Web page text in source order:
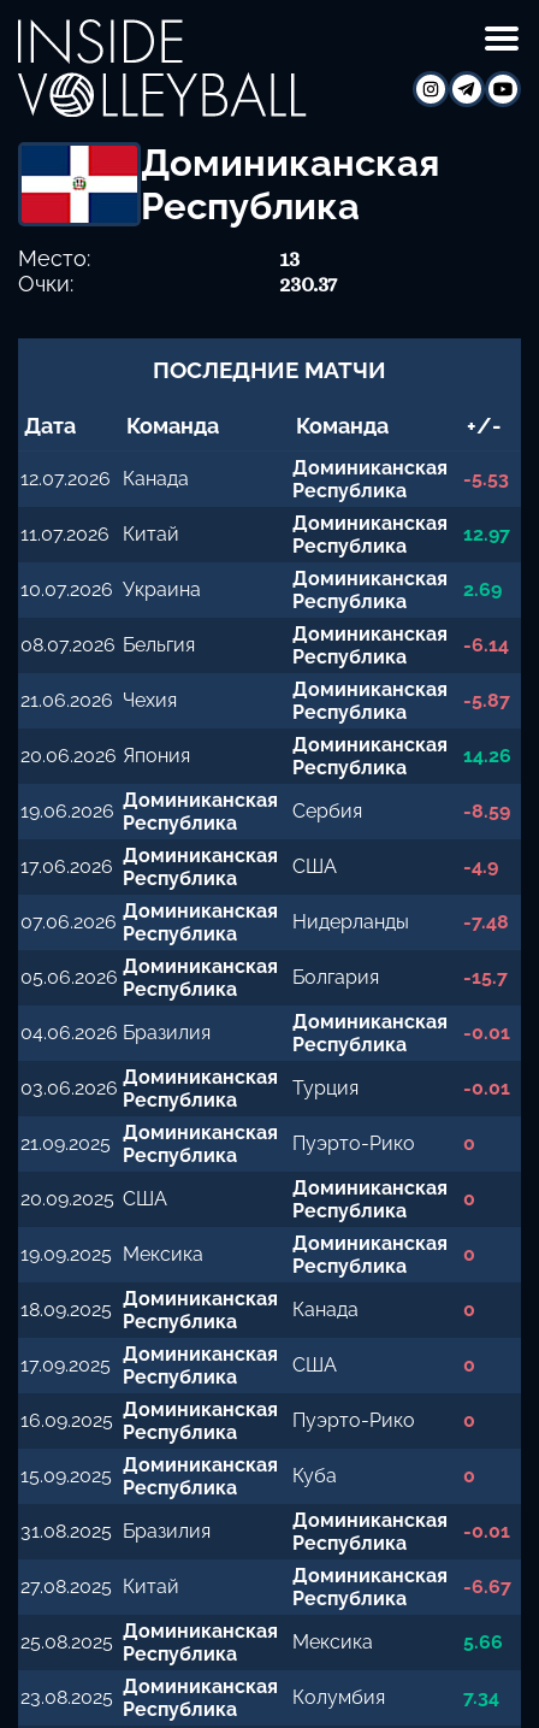
Доминиканская
Республика
Место:
13
Очки:
230.37
ПОСЛЕДНИЕ МАТЧИ
Дата Команда Команда +/-
12.07.2026 Канада
Доминиканская
Республика
-5.53
11.07.2026 Китай
Доминиканская
Республика
12.97
10.07.2026 Украина
Доминиканская
Республика
2.69
08.07.2026 Бельгия
Доминиканская
Республика
-6.14
21.06.2026 Чехия
Доминиканская
Республика
-5.87
20.06.2026 Япония
Доминиканская
Республика
14.26
19.06.2026 Доминиканская
Республика
Сербия -8.59
17.06.2026 Доминиканская
Республика
США -4.9
07.06.2026 Доминиканская
Республика
Нидерланды -7.48
05.06.2026 Доминиканская
Республика
Болгария -15.7
04.06.2026 Бразилия
Доминиканская
Республика
-0.01
03.06.2026 Доминиканская
Республика
Турция -0.01
21.09.2025 Доминиканская
Республика
Пуэрто-Рико 0
20.09.2025 США
Доминиканская
Республика
0
19.09.2025 Мексика
Доминиканская
Республика
0
18.09.2025 Доминиканская
Республика
Канада 0
17.09.2025 Доминиканская
Республика
США 0
16.09.2025 Доминиканская
Республика
Пуэрто-Рико 0
15.09.2025 Доминиканская
Республика
Куба 0
31.08.2025 Бразилия
Доминиканская
Республика
-0.01
27.08.2025 Китай
Доминиканская
Республика
-6.67
25.08.2025 Доминиканская
Республика
Мексика 5.66
23.08.2025 Доминиканская
Республика
Колумбия 7.34